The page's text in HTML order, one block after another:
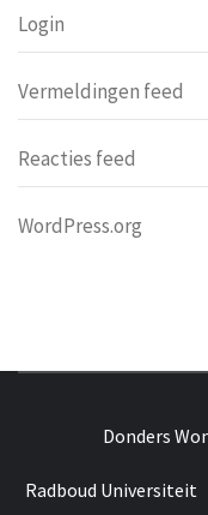
Login
Vermeldingen feed
Reacties feed
WordPress.org
Donders
Radboud Universiteit